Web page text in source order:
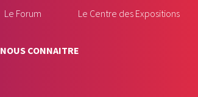
Le Forum Le Centre des Expositions
NOUS CONNAITRE